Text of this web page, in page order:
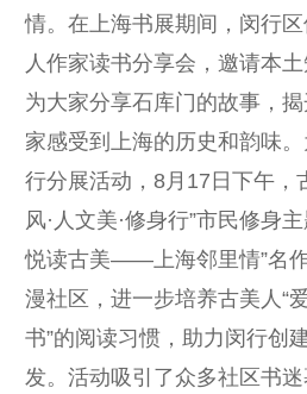
情。在上海书展期间，闵行
人作家读书分享会，邀请本
为大家分享石库门的故事，
家感受到上海的历史和韵味
行分展活动，8月17日下午，
风·人文美·修身行”市民修身
悦读古美——上海邻里情”名
漫社区，进一步培养古美人“
书”的阅读习惯，助力闵行创
发。活动吸引了众多社区书